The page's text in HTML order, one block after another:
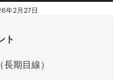
年2月27日
ト
期目線）